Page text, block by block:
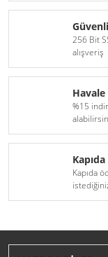
256 Bit
alışveriş
%15
Kapıda